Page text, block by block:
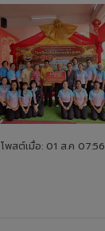
โพสต์เมื่อ: 01 ส.ค 07:56